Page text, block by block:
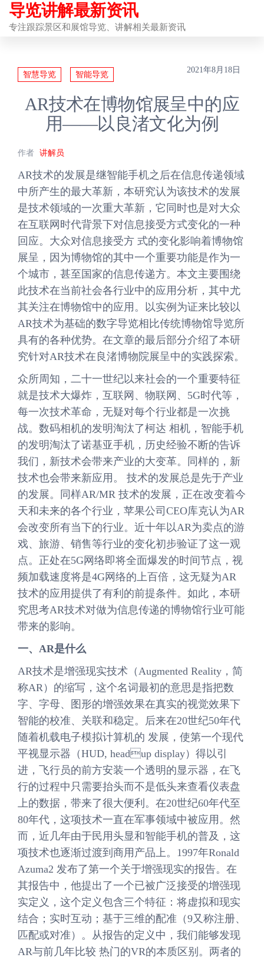
前
往
导览讲解最新资讯
专注跟踪景区和展馆导览、讲解相关最新资讯
智慧导览 智能导览
2021年8月18日
AR技术在博物馆展呈中的应
用——以良渚文化为例
作者 讲解员
AR技术的发展是继智能手机之后在信息传递领域
中所产生的最大革新，本研究认为该技术的发展
是技术领域的一次重大革新，它同时也是对大众
在互联网时代背景下对信息接受方式变化的一种
回应。大众对信息接受方 式的变化影响着博物馆
展呈，因为博物馆的其中一个重要功能是作为一
个城市，甚至国家的信息传递方。本文主要围绕
此技术在当前社会各行业中的应用分析，其中尤
其关注在博物馆中的应用。以实例为证来比较以
AR技术为基础的数字导览相比传统博物馆导览所
具有的各种优势。在文章的最后部分介绍了本研
究针对AR技术在良渚博物院展呈中的实践探索。
众所周知，二十一世纪以来社会的一个重要特征
就是技术大爆炸，互联网、物联网、5G时代等，
每一次技术革命，无疑对每个行业都是一次挑
战。数码相机的发明淘汰了柯达 相机，智能手机
的发明淘汰了诺基亚手机，历史经验不断的告诉
我们，新技术会带来产业的大变革。同样的，新
技术也会带来新应用。 技术的发展总是先于产业
的发展。同样AR/MR 技术的发展，正在改变着今
天和未来的各个行业，苹果公司CEO库克认为AR
会改变所有当下的行业。近十年以AR为卖点的游
戏、旅游、销售等行业的变化初步验证了这一观
点。正处在5G网络即将全面爆发的时间节点，视
频加载速度将是4G网络的上百倍，这无疑为AR
技术的应用提供了有利的前提条件。如此，本研
究思考AR技术对做为信息传递的博物馆行业可能
带来的影响。
一、AR是什么
AR技术是增强现实技术（Augmented Reality，简
称AR）的缩写，这个名词最初的意思是指把数
字、字母、图形的增强效果在真实的视觉效果下
智能的校准、关联和稳定。后来在20世纪50年代
随着机载电子模拟计算机的 发展，使第一个现代
平视显示器（HUD, headup display）得以引
进，飞行员的前方安装一个透明的显示器，在飞
行的过程中只需要抬头而不是低头来查看仪表盘
上的数据，带来了很大便利。在20世纪60年代至
80年代，这项技术一直在军事领域中被应用。然
而，近几年由于民用头显和智能手机的普及，这
项技术也逐渐过渡到商用产品上。1997年Ronald
Azuma2 发布了第一个关于增强现实的报告。在
其报告中，他提出了一个已被广泛接受的增强现
实定义，这个定义包含三个特征：将虚拟和现实
结合；实时互动；基于三维的配准（9又称注册、
匹配或对准）。从报告的定义中，我们能够发现
AR与前几年比较 热门的VR的本质区别。两者的